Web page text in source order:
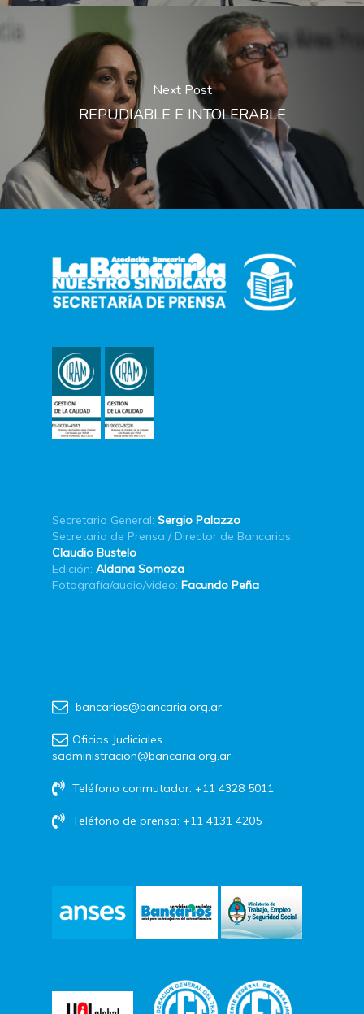
Next Post
REPUDIABLE E INTOLERABLE
Secretario General: Sergio Palazzo
Secretario de Prensa / Director de Bancarios:
Claudio Bustelo
Edición: Aldana Somoza
Fotografía/audio/video: Facundo Peña
bancarios@bancaria.org.ar
Oficios Judiciales
sadministracion@bancaria.org.ar
Teléfono conmutador: +11 4328 5011
Teléfono de prensa: +11 4131 4205